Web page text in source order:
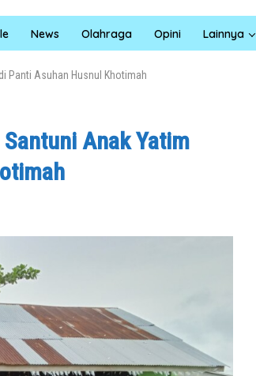
News Olahraga Opini Lainnya
Panti Asuhan Husnul Khotimah
Anak Yatim